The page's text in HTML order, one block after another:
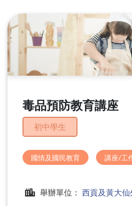
資
訊
關
我
毒品預防教育講座
初中學生
國情及國民教育 講座/工
舉辦單位： 西貢及黃大